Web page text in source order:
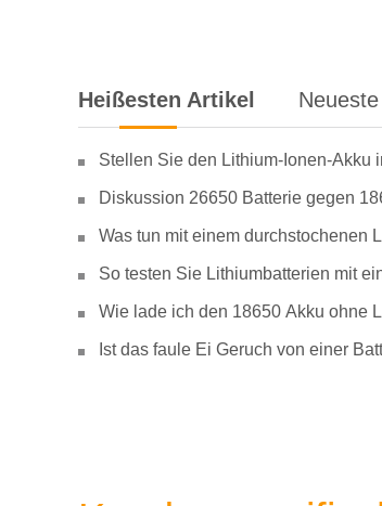
Heißesten Artikel
Stellen Sie den Lithium-Ionen-Akku
Diskussion 26650 Batterie gegen
Was tun mit einem durchstochenen
So testen Sie Lithiumbatterien mit
Wie lade ich den 18650 Akku ohne
Ist das faule Ei Geruch von einer